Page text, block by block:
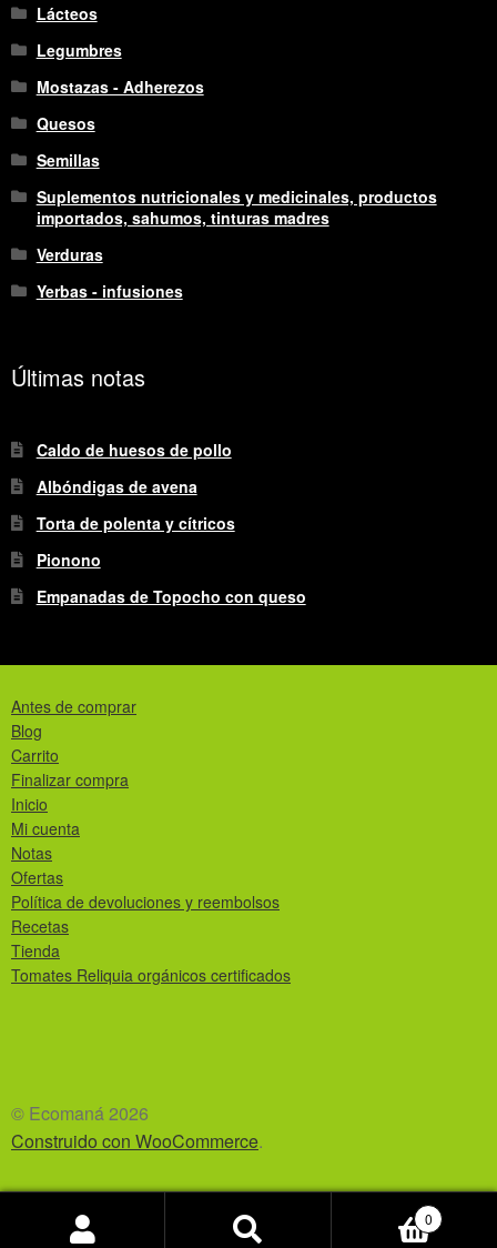
Lácteos
Legumbres
Mostazas - Adherezos
Quesos
Semillas
Suplementos nutricionales y medicinales, productos
importados, sahumos, tinturas madres
Verduras
Yerbas - infusiones
Últimas notas
Caldo de huesos de pollo
Albóndigas de avena
Torta de polenta y cítricos
Pionono
Empanadas de Topocho con queso
Antes de comprar
Blog
Carrito
Finalizar compra
Inicio
Mi cuenta
Notas
Ofertas
Política de devoluciones y reembolsos
Recetas
Tienda
Tomates Reliquia orgánicos certificados
© Ecomaná 2026
Construido con WooCommerce.
0